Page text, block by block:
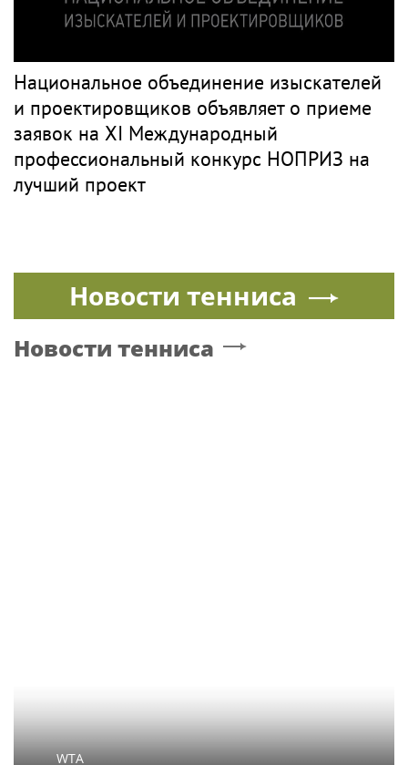
Национальное объединение изыскателей
и проектировщиков объявляет о приеме
заявок на XI Международный
профессиональный конкурс НОПРИЗ на
лучший проект
Новости тенниса
Новости тенниса
WTA